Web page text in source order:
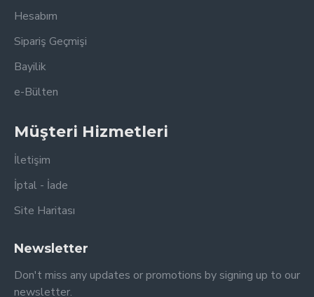
Hesabım
Sipariş Geçmişi
Bayilik
e-Bülten
Müşteri Hizmetleri
İletişim
İptal - İade
Site Haritası
Newsletter
Don't miss any updates or promotions by signing up to our
newsletter.